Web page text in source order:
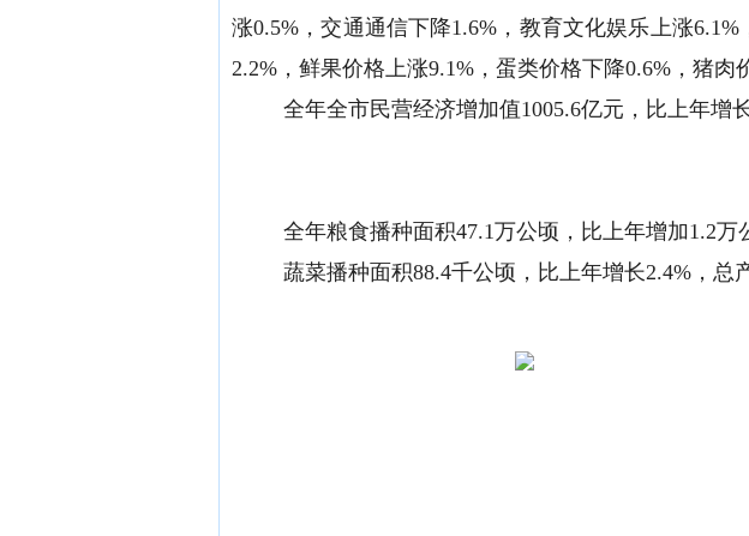
涨0.5%，交通通信下降1.6%，教育文化娱乐上涨
2.2%，鲜果价格上涨9.1%，蛋类价格下降0.6%，猪肉
全年全市民营经济增加值1005.6亿元，比上年增
全年粮食播种面积47.1万公顷，比上年增加1.2万
蔬菜播种面积88.4千公顷，比上年增长2.4%，总